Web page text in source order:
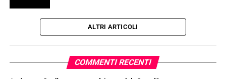
ALTRI ARTICOLI
COMMENTI RECENTI